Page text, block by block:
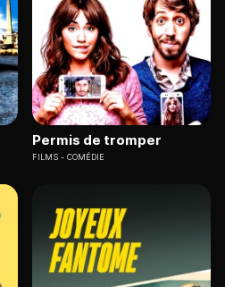
Permis de tromper
FILMS COMÉDIE